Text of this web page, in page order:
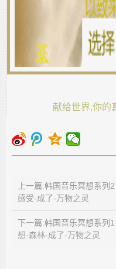
献给世界,你的
上一篇:韩国音乐冥想系
感受-成了-万物之灵
下一篇:韩国音乐冥想系列
想-森林-成了-万物之灵